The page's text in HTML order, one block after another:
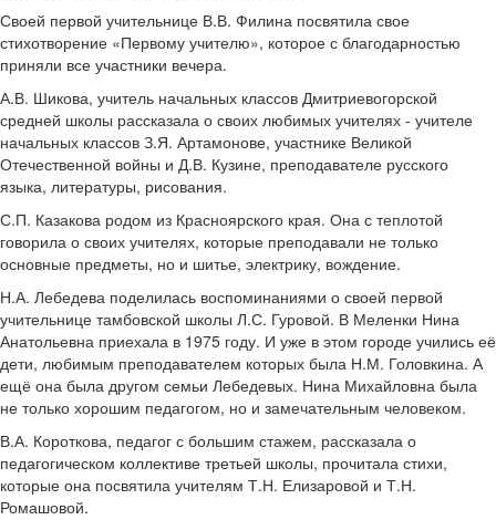
Своей первой учительнице В.В. Филина посвятила свое
стихотворение «Первому учителю», которое с благодарностью
приняли все участники вечера.
А.В. Шикова, учитель начальных классов Дмитриевогорской
средней школы рассказала о своих любимых учителях - учителе
начальных классов З.Я. Артамонове, участнике Великой
Отечественной войны и Д.В. Кузине, преподавателе русского
языка, литературы, рисования.
С.П. Казакова родом из Красноярского края. Она с теплотой
говорила о своих учителях, которые преподавали не только
основные предметы, но и шитье, электрику, вождение.
Н.А. Лебедева поделилась воспоминаниями о своей первой
учительнице тамбовской школы Л.С. Гуровой. В Меленки Нина
Анатольевна приехала в 1975 году. И уже в этом городе учились её
дети, любимым преподавателем которых была Н.М. Головкина. А
ещё она была другом семьи Лебедевых. Нина Михайловна была
не только хорошим педагогом, но и замечательным человеком.
В.А. Короткова, педагог с большим стажем, рассказала о
педагогическом коллективе третьей школы, прочитала стихи,
которые она посвятила учителям Т.Н. Елизаровой и Т.Н.
Ромашовой.